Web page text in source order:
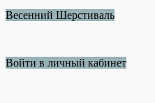
Весенний Шерстиваль
Войти в личный кабинет